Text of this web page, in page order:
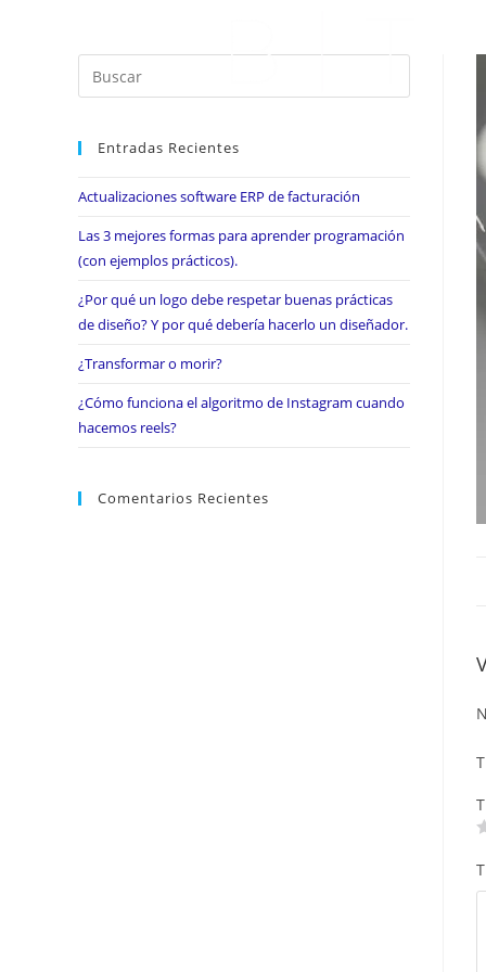
Entradas Recientes
Actualizaciones software ERP de facturación
Las 3 mejores formas para aprender programación
(con ejemplos prácticos).
¿Por qué un logo debe respetar buenas prácticas
de diseño? Y por qué debería hacerlo un diseñador.
¿Transformar o morir?
¿Cómo funciona el algoritmo de Instagram cuando
hacemos reels?
Comentarios Recientes